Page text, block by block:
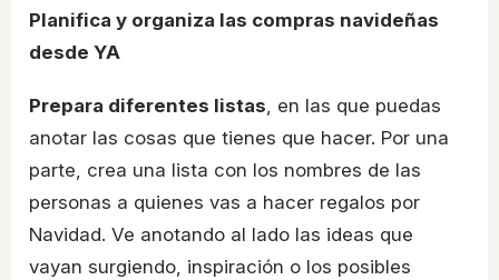
Planifica y organiza las compras navideñas
desde YA
Prepara diferentes listas, en las que puedas
anotar las cosas que tienes que hacer. Por una
parte, crea una lista con los nombres de las
personas a quienes vas a hacer regalos por
Navidad. Ve anotando al lado las ideas que
vayan surgiendo, inspiración o los posibles